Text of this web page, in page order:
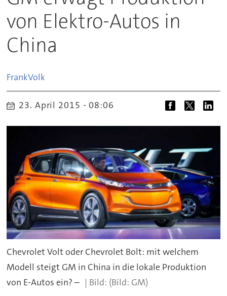
von Elektro-Autos in
China
FrankVolk
23. April 2015 - 08:06
Chevrolet Volt oder Chevrolet Bolt: mit welchem
Modell steigt GM in China in die lokale Produktion
von E-Autos ein? –
(Bild: GM)